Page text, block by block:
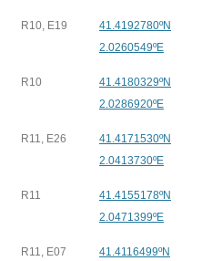
R10, E19
41.4192780ºN
2.0260549ºE
R10
41.4180329ºN
2.0286920ºE
R11, E26
41.4171530ºN
2.0413730ºE
R11
41.4155178ºN
2.0471399ºE
R11, E07
41.4116499ºN